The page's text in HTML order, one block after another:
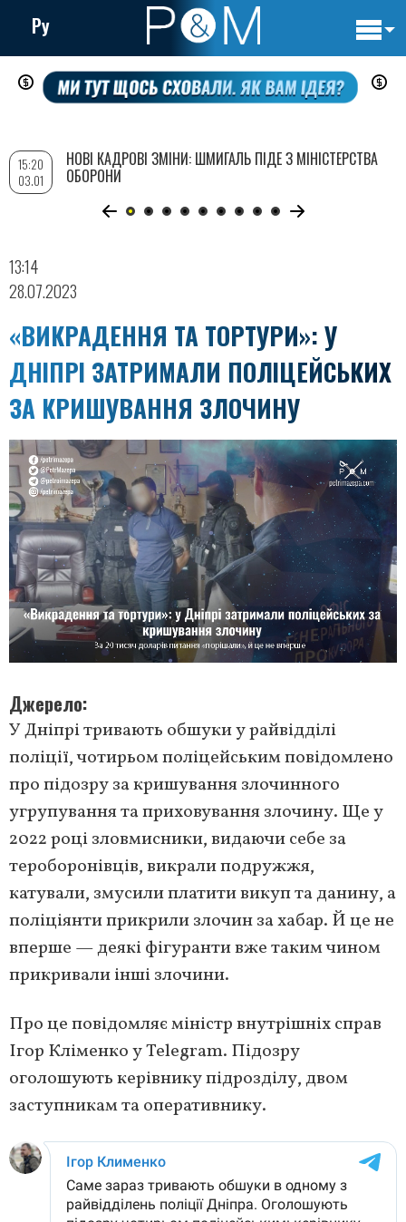
Перейти
до
вмісту
Ру
13:14
28.07.2023
«ВИКРАДЕННЯ ТА ТОРТУРИ»: У
ДНІПРІ ЗАТРИМАЛИ ПОЛІЦЕЙСЬКИХ
ЗА КРИШУВАННЯ ЗЛОЧИНУ
Джерело
У Дніпрі тривають обшуки у райвідділі
поліції, чотирьом поліцейським повідомлено
про підозру за кришування злочинного
угрупування та приховування злочину. Ще у
2022 році зловмисники, видаючи себе за
тероборонівців, викрали подружжя,
катували, змусили платити викуп та данину, а
поліціянти прикрили злочин за хабар. Й це не
вперше — деякі фігуранти вже таким чином
прикривали інші злочини.
Про це повідомляє міністр внутрішніх справ
Ігор Кліменко у Telegram. Підозру
оголошують керівнику підрозділу, двом
заступникам та оперативнику.
15:20
03.01
НОВІ КАДРОВІ ЗМІНИ: ШМИГАЛЬ ПІДЕ З МІНІСТЕРСТВА
ОБОРОНИ